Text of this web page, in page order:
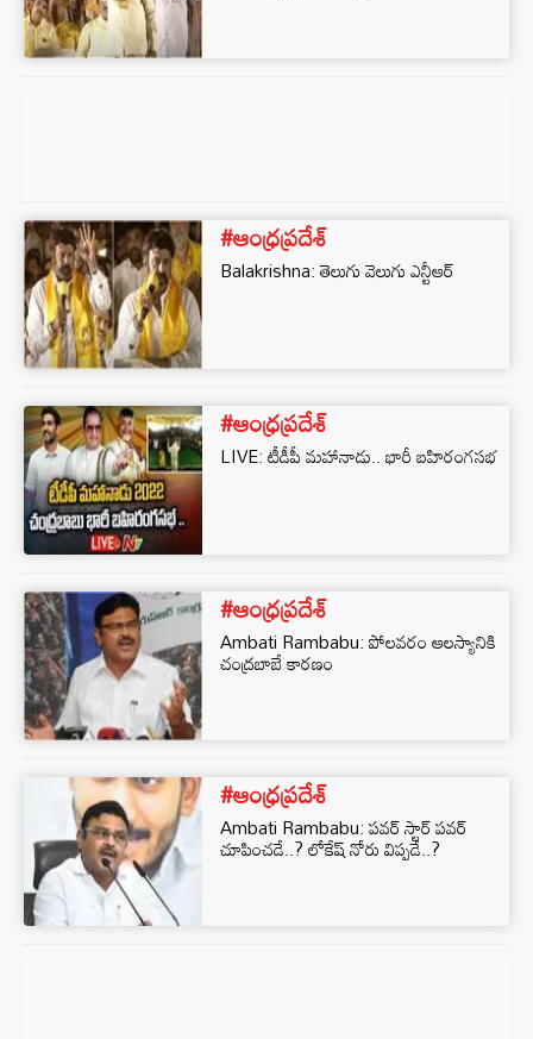
#ఆంధ్రప్రదేశ్
Balakrishna: తెలుగు వెలుగు ఎన్టీఆర్
#ఆంధ్రప్రదేశ్
LIVE: టీడీపీ మహానాడు.. భారీ బహిరంగసభ
#ఆంధ్రప్రదేశ్
Ambati Rambabu: పోలవరం ఆలస్యానికి
చంద్రబాబే కారణం
#ఆంధ్రప్రదేశ్
Ambati Rambabu: పవర్ స్టార్ పవర్
చూపించడే..? లోకేష్‌ నోరు విప్పడే..?